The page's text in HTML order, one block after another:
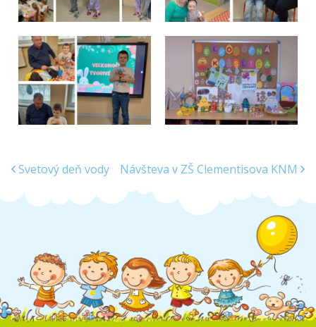
Svetový deň vody Návšteva v ZŠ Clementisova KNM